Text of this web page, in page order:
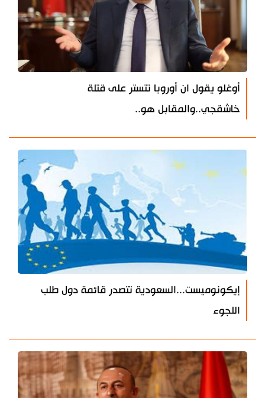
أوغلو يقول ان أوروبا تتستر على قتلة
خاشقجي..والمقابل هو..
إيكونوميست...السعودية تتصدر قائمة دول طلب
اللجوء